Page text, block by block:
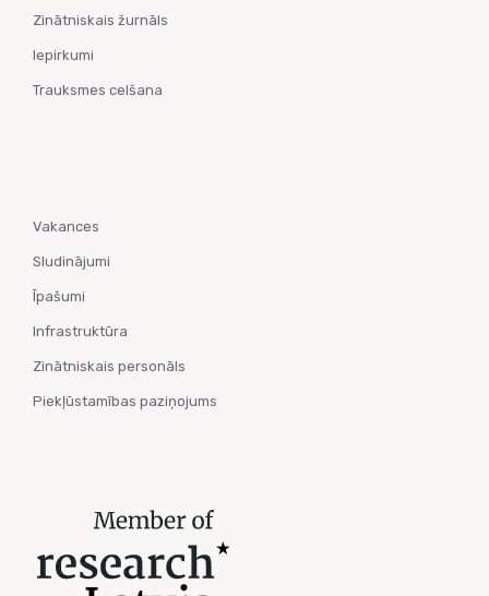
Zinātniskais žurnāls
Iepirkumi
Trauksmes celšana
Vakances
Sludinājumi
Īpašumi
Infrastruktūra
Zinātniskais personāls
Piekļūstamības paziņojums